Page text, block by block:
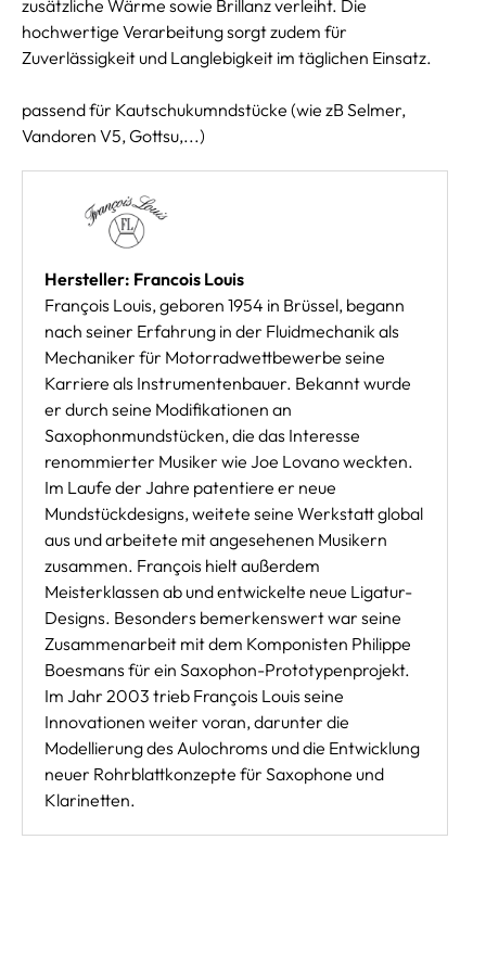
zusätzliche Wärme sowie Brillanz verleiht. Die
hochwertige Verarbeitung sorgt zudem für
Zuverlässigkeit und Langlebigkeit im täglichen Einsatz.
passend für Kautschukumndstücke (wie zB Selmer,
Vandoren V5, Gottsu,...)
Hersteller: Francois Louis
François Louis, geboren 1954 in Brüssel, begann
nach seiner Erfahrung in der Fluidmechanik als
Mechaniker für Motorradwettbewerbe seine
Karriere als Instrumentenbauer. Bekannt wurde
er durch seine Modifikationen an
Saxophonmundstücken, die das Interesse
renommierter Musiker wie Joe Lovano weckten.
Im Laufe der Jahre patentiere er neue
Mundstückdesigns, weitete seine Werkstatt global
aus und arbeitete mit angesehenen Musikern
zusammen. François hielt außerdem
Meisterklassen ab und entwickelte neue Ligatur-
Designs. Besonders bemerkenswert war seine
Zusammenarbeit mit dem Komponisten Philippe
Boesmans für ein Saxophon-Prototypenprojekt.
Im Jahr 2003 trieb François Louis seine
Innovationen weiter voran, darunter die
Modellierung des Aulochroms und die Entwicklung
neuer Rohrblattkonzepte für Saxophone und
Klarinetten.